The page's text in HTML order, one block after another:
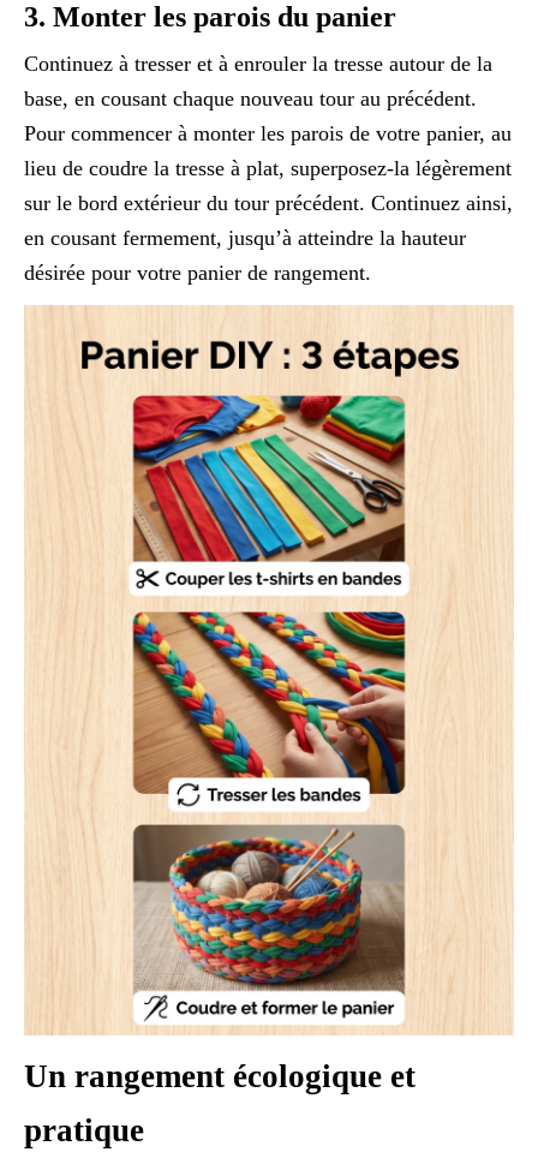
3. Monter les parois du panier
Continuez à tresser et à enrouler la tresse autour de la
base, en cousant chaque nouveau tour au précédent.
Pour commencer à monter les parois de votre panier, au
lieu de coudre la tresse à plat, superposez-la légèrement
sur le bord extérieur du tour précédent. Continuez ainsi,
en cousant fermement, jusqu’à atteindre la hauteur
désirée pour votre panier de rangement.
Un rangement écologique et
pratique